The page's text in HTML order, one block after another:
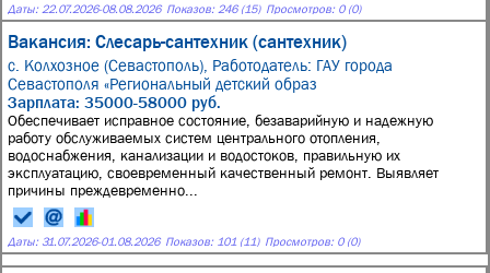
Даты: 22.07.2026-08.08.2026 Показов: 246 (15) Просмотров: 0 (0)
Вакансия: Слесарь-сантехник (сантехник)
с. Колхозное (Севастополь), Работодатель: ГАУ города
Севастополя «Региональный детский образ
Зарплата: 35000-58000 руб.
Обеспечивает исправное состояние, безаварийную и надежную
работу обслуживаемых систем центрального отопления,
водоснабжения, канализации и водостоков, правильную их
эксплуатацию, своевременный качественный ремонт. Выявляет
причины преждевременно...
Даты: 31.07.2026-01.08.2026 Показов: 101 (11) Просмотров: 0 (0)